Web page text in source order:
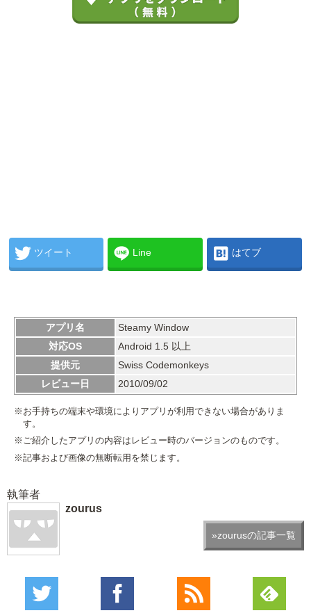
ツイート Line はてブ
アプリ名
Steamy Window
対応OS
Android 1.5 以上
提供元
Swiss Codemonkeys
レビュー日
2010/09/02
※お手持ちの端末や環境によりアプリが利用できない場合がありま
す。
※ご紹介したアプリの内容はレビュー時のバージョンのものです。
※記事および画像の無断転用を禁じます。
執筆者
zourus
»zourusの記事一覧